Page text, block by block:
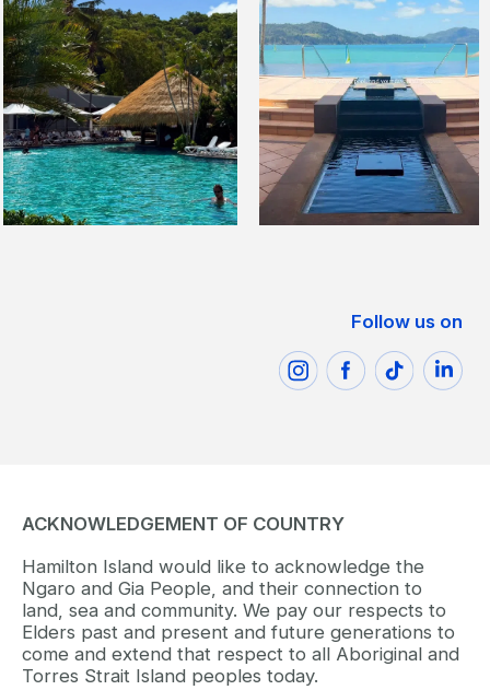
Follow us on
ACKNOWLEDGEMENT OF COUNTRY
Hamilton Island would like to acknowledge the
Ngaro and Gia People, and their connection to
land, sea and community. We pay our respects to
Elders past and present and future generations to
come and extend that respect to all Aboriginal and
Torres Strait Island peoples today.